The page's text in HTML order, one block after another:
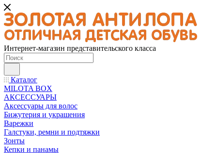
Интернет-магазин представительского класса
Каталог
MILOTA BOX
АКСЕССУАРЫ
Аксессуары для волос
Бижутерия и украшения
Варежки
Галстуки, ремни и подтяжки
Зонты
Кепки и панамы